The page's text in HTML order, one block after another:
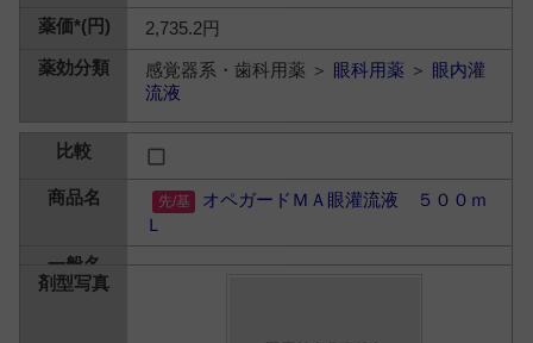
2,735.2円
感覚器系・歯科用薬 ＞ 眼科用薬 ＞ 眼内灌
流液
オペガードＭＡ眼灌流液 ５００ｍ
Ｌ